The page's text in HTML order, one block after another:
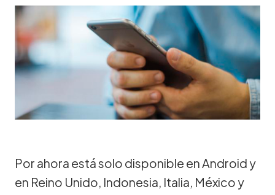
Por ahora está solo disponible en Android y
en Reino Unido, Indonesia, Italia, México y